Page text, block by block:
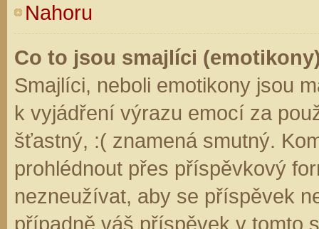
Nahoru
Co to jsou smajlíci
Smajlíci, neboli emotikony jsou
k vyjádření výrazu emocí za
šťastný, :( znamená smutný.
prohlédnout přes příspěvkový
nezneužívat, aby se příspěvek
případně váš příspěvek v tomto